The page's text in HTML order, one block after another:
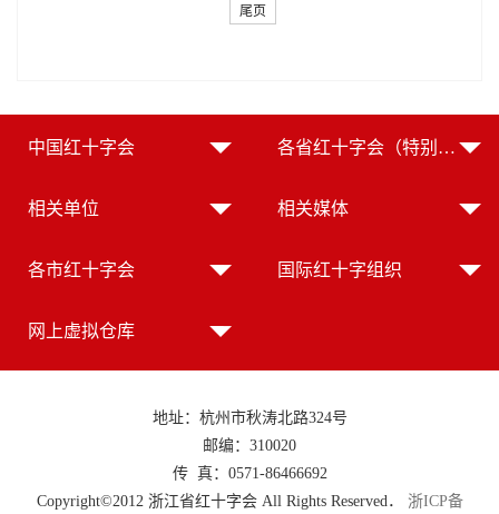
尾页
中国红十字会 各省红十字会（特别行政区红十字会）
相关单位 相关媒体
各市红十字会 国际红十字组织
网上虚拟仓库
地址：杭州市秋涛北路324号
邮编：310020
传 真：0571-86466692
Copyright©2012 浙江省红十字会 All Rights Reserved． 浙ICP备